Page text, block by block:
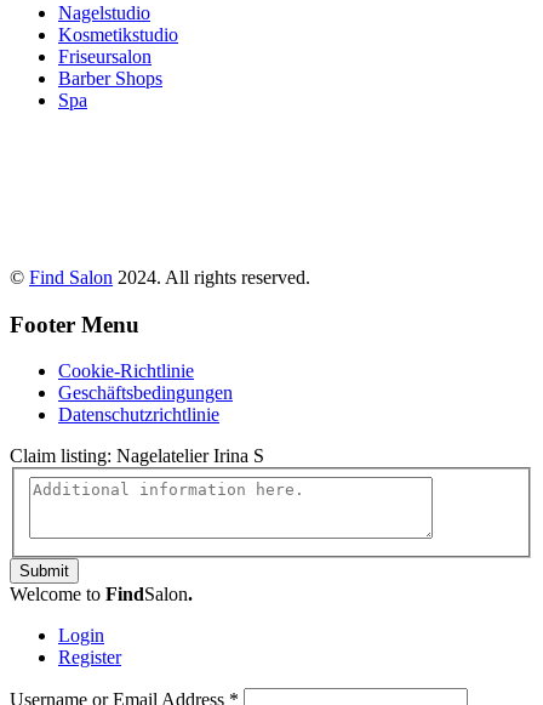
Nagelstudio
Kosmetikstudio
Friseursalon
Barber Shops
Spa
© Find Salon 2024. All rights reserved.
Footer Menu
Cookie-Richtlinie
Geschäftsbedingungen
Datenschutzrichtlinie
Claim listing: Nagelatelier Irina S
Submit
Welcome to FindSalon.
Login
Register
Username or Email Address *